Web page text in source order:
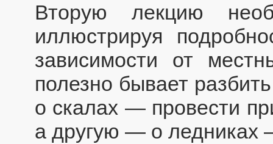
Вторую лекцию
иллюстрируя
зависимости от
полезно бывает
о скалах — провести
а другую — о ледниках